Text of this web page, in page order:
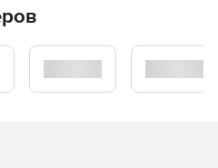
и 64-битных версиях.
приложениях.